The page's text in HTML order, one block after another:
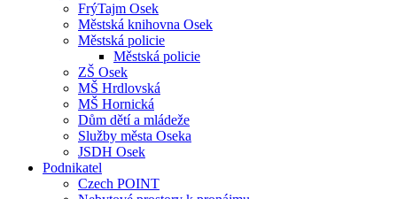
FrýTajm Osek
Městská knihovna Osek
Městská policie
Městská policie
ZŠ Osek
MŠ Hrdlovská
MŠ Hornická
Dům dětí a mládeže
Služby města Oseka
JSDH Osek
Podnikatel
Czech POINT